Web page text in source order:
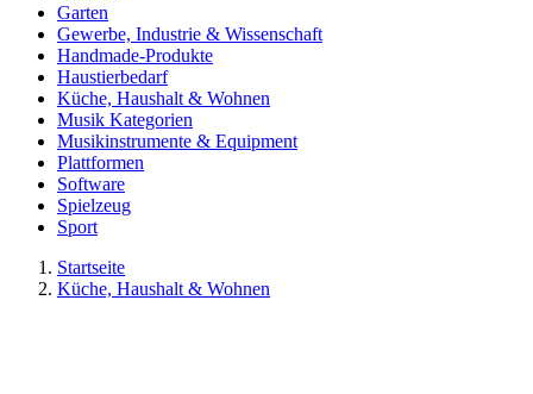
Garten
Gewerbe, Industrie & Wissenschaft
Handmade-Produkte
Haustierbedarf
Küche, Haushalt & Wohnen
Musik Kategorien
Musikinstrumente & Equipment
Plattformen
Software
Spielzeug
Sport
Startseite
Küche, Haushalt & Wohnen